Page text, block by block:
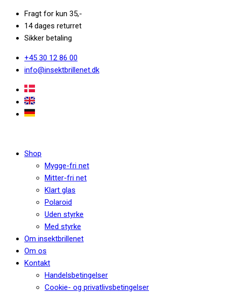
Fragt for kun 35,-
14 dages returret
Sikker betaling
+45 30 12 86 00
info@insektbrillenet.dk
Shop
Mygge-fri net
Mitter-fri net
Klart glas
Polaroid
Uden styrke
Med styrke
Om insektbrillenet
Om os
Kontakt
Handelsbetingelser
Cookie- og privatlivsbetingelser